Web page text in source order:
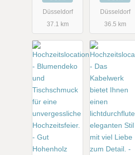
Düsseldorf
37.1 km
Düsseldorf
36.5 km